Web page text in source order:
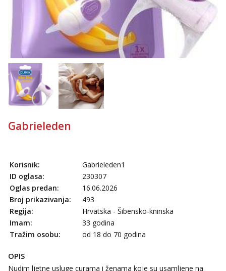
Anđela
Čekam tvoj poziv!
Tel: 064/677-677- Kod: #142
tel:0,93€ - mob:1,12€ min
Gabrieleden
Korisnik:
Gabrieleden1
ID oglasa:
230307
Oglas predan:
16.06.2026
Broj prikazivanja:
493
Regija:
Hrvatska - Šibensko-kninska
Imam:
33 godina
Tražim osobu:
od 18 do 70 godina
OPIS
Nudim ljetne usluge curama i ženama koje su usamljene na